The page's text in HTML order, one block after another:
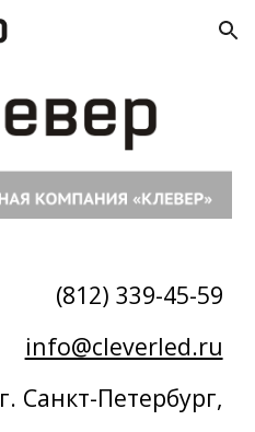
Skip to navigation
(812) 339-45-59
info@cleverled.ru
г. Санкт-Петербург,